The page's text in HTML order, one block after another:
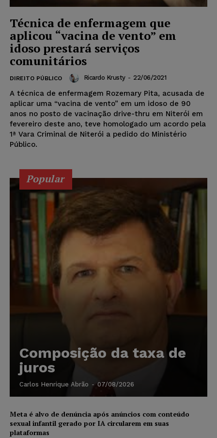
Técnica de enfermagem que
aplicou “vacina de vento” em
idoso prestará serviços
comunitários
DIREITO PÚBLICO Ricardo Krusty - 22/06/2021
A técnica de enfermagem Rozemary Pita, acusada de
aplicar uma “vacina de vento” em um idoso de 90
anos no posto de vacinação drive-thru em Niterói em
fevereiro deste ano, teve homologado um acordo pela
1ª Vara Criminal de Niterói a pedido do Ministério
Público.
Popular
Composição da taxa de
juros
Carlos Henrique Abrão - 07/08/2026
Meta é alvo de denúncia após anúncios com conteúdo
sexual infantil gerado por IA circularem em suas
plataformas